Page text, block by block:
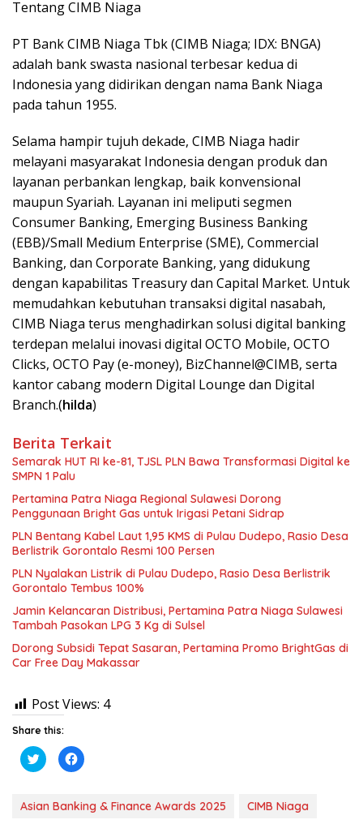
Tentang CIMB Niaga
PT Bank CIMB Niaga Tbk (CIMB Niaga; IDX: BNGA)
adalah bank swasta nasional terbesar kedua di
Indonesia yang didirikan dengan nama Bank Niaga
pada tahun 1955.
Selama hampir tujuh dekade, CIMB Niaga hadir
melayani masyarakat Indonesia dengan produk dan
layanan perbankan lengkap, baik konvensional
maupun Syariah. Layanan ini meliputi segmen
Consumer Banking, Emerging Business Banking
(EBB)/Small Medium Enterprise (SME), Commercial
Banking, dan Corporate Banking, yang didukung
dengan kapabilitas Treasury dan Capital Market. Untuk
memudahkan kebutuhan transaksi digital nasabah,
CIMB Niaga terus menghadirkan solusi digital banking
terdepan melalui inovasi digital OCTO Mobile, OCTO
Clicks, OCTO Pay (e-money), BizChannel@CIMB, serta
kantor cabang modern Digital Lounge dan Digital
Branch.(hilda)
Berita Terkait
Semarak HUT RI ke-81, TJSL PLN Bawa Transformasi Digital ke
SMPN 1 Palu
Pertamina Patra Niaga Regional Sulawesi Dorong
Penggunaan Bright Gas untuk Irigasi Petani Sidrap
PLN Bentang Kabel Laut 1,95 KMS di Pulau Dudepo, Rasio Desa
Berlistrik Gorontalo Resmi 100 Persen
PLN Nyalakan Listrik di Pulau Dudepo, Rasio Desa Berlistrik
Gorontalo Tembus 100%
Jamin Kelancaran Distribusi, Pertamina Patra Niaga Sulawesi
Tambah Pasokan LPG 3 Kg di Sulsel
Dorong Subsidi Tepat Sasaran, Pertamina Promo BrightGas di
Car Free Day Makassar
Post Views: 4
Share this:
K
l
n
t
K
l
n
t
Asian Banking & Finance Awards 2025 CIMB Niaga